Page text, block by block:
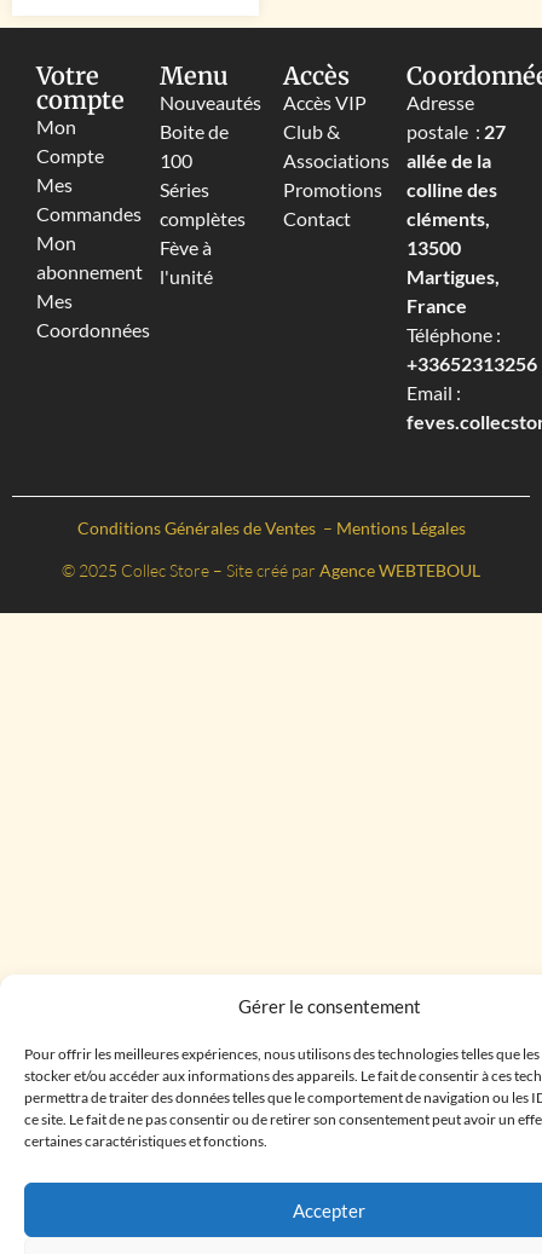
Gérer le consentement
Pour offrir les meilleures expériences, nous utilisons des technologies telles que
stocker et/ou accéder aux informations des appareils. Le fait de consentir à ces
permettra de traiter des données telles que le comportement de navigation ou les
ce site. Le fait de ne pas consentir ou de retirer son consentement peut avoir un
certaines caractéristiques et fonctions.
Accepter
Votre
compte
Mon
Compte
Mes
Commandes
Mon
abonnement
Mes
Coordonnées
Menu
Nouveautés
Boite de
100
Séries
complètes
Fève à
l'unité
Accès
Accès VIP
Club &
Associations
Promotions
Contact
Adresse
postale : 27
allée de la
colline des
cléments,
13500
Martigues,
France
Téléphone :
+33652313256‬
Email :
Conditions Générales de Ventes – Mentions Légales
© 2025 Collec Store – Site créé par Agence WEBTEBOUL